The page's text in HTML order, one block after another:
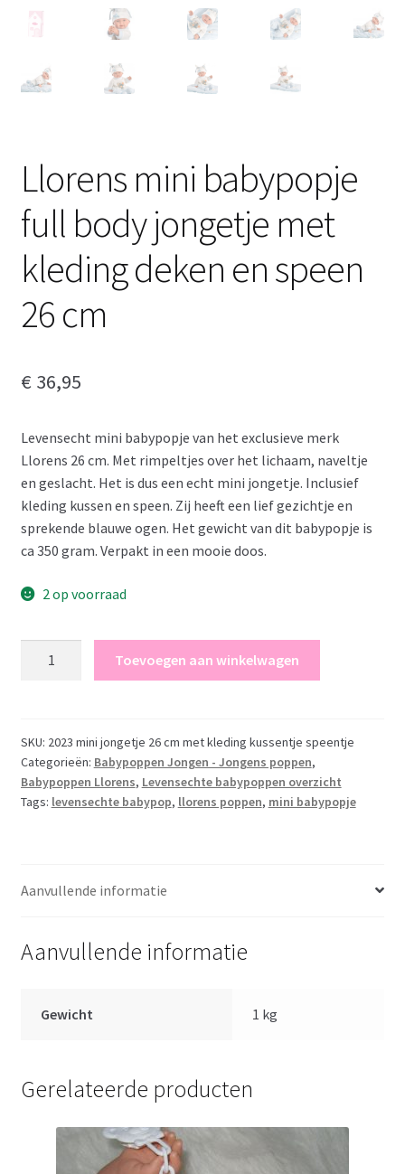
Llorens mini babypopje
full body jongetje met
kleding deken en speen
26 cm
€ 36,95
Levensecht mini babypopje van het exclusieve merk
Llorens 26 cm. Met rimpeltjes over het lichaam, naveltje
en geslacht. Het is dus een echt mini jongetje. Inclusief
kleding kussen en speen. Zij heeft een lief gezichtje en
sprekende blauwe ogen. Het gewicht van dit babypopje is
ca 350 gram. Verpakt in een mooie doos.
2 op voorraad
body
jongetje
met
kleding
26
aantal
Toevoegen aan winkelwagen
SKU: 2023 mini jongetje 26 cm met kleding kussentje speentje
Categorieën: Babypoppen Jongen - Jongens poppen,
Babypoppen Llorens, Levensechte babypoppen overzicht
Tags: levensechte babypop, llorens poppen, mini babypopje
Aanvullende informatie
Aanvullende informatie
Gewicht 1 kg
Gerelateerde producten